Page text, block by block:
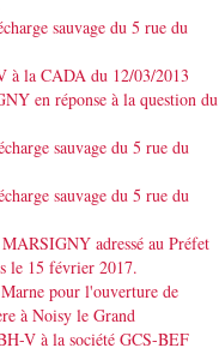
sauvage du 5 rue du
la CADA du 12/03/2013
en réponse à la question du
sauvage du 5 rue du
sauvage du 5 rue du
adressé au Préfet
le 15 février 2017.
pour l'ouverture de
à Noisy le Grand
V à la société GCS-BEF